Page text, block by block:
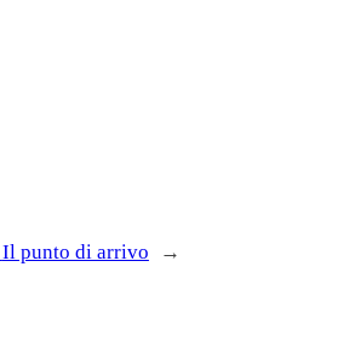
Il punto di arrivo →